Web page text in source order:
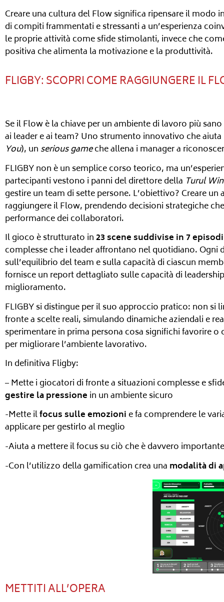
Creare una cultura del Flow significa ripensare il
di compiti frammentati e stressanti a un’esperienza
le proprie attività come sfide stimolanti, invece che
positiva che alimenta la motivazione e la produttività.
FLIGBY: SCOPRI COME RAGGIUNGERE IL
Se il Flow è la chiave per un ambiente di lavoro più
ai leader e ai team? Uno strumento innovativo che
You), un serious gameche allena i manager a
FLIGBY non è un semplice corso teorico, ma
partecipanti vestono i panni del direttore della Turul
gestire un team di sette persone. L’obiettivo? Creare
raggiungere il Flow, prendendo decisioni strategiche
performance dei collaboratori.
Il gioco è strutturato in23 scene suddivise in 7 episodi
complesse che i leader affrontano nel quotidiano.
sull’equilibrio del team e sulla capacità di ciascun
fornisce un report dettagliato sulle capacità di
miglioramento.
FLIGBY si distingue per il suo approccio pratico: non
fronte a scelte reali, simulando dinamiche aziendali e
sperimentare in prima persona cosa significhi favorire
per migliorare l’ambiente lavorativo.
In definitiva Fligby:
– Mette i giocatori di fronte a situazioni complesse e
gestire la pressione in un ambiente sicuro
-Mette ilfocus sulle emozioni e fa comprendere le
applicare per gestirlo al meglio
-Aiuta a mettere il focus su ciò che è davvero
-Con l’utilizzo della gamification crea una modalità di
METTITI ALL’OPERA